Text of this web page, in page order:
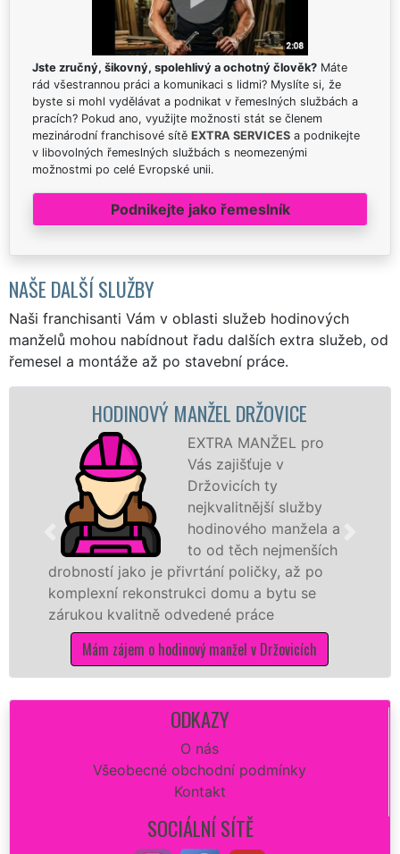
Jste zručný, šikovný, spolehlivý a ochotný člověk? Máte
rád všestrannou práci a komunikaci s lidmi? Myslíte si, že
byste si mohl vydělávat a podnikat v řemeslných službách a
pracích? Pokud ano, využijte možnosti stát se členem
mezinárodní franchisové sítě EXTRA SERVICES a podnikejte
v libovolných řemeslných službách s neomezenými
možnostmi po celé Evropské unii.
Podnikejte jako řemeslník
NAŠE DALŠÍ SLUŽBY
Naši franchisanti Vám v oblasti služeb hodinových
manželů mohou nabídnout řadu dalších extra služeb, od
řemesel a montáže až po stavební práce.
HODINOVÝ MANŽEL DRŽOVICE
EXTRA MANŽEL pro
Vás zajišťuje v
Držovicích ty
nejkvalitnější služby
hodinového manžela a
to od těch nejmenších
jako je přivrtání poličky, až po
rekonstrukci domu a bytu se
kvalitně odvedené práce
zájem o hodinový manžel v Držovicích
ODKAZY
O nás
Všeobecné obchodní podmínky
Kontakt